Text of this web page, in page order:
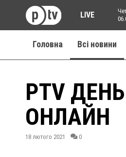
LIVE
Головна Всі новини
PTV
ОНЛАЙН
18 лютого 2021 0